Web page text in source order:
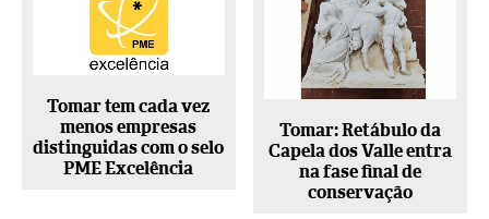
Tomar tem cada vez
menos empresas
distinguidas com o selo
PME Excelência
Tomar: Retábulo da
Capela dos Valle entra
na fase final de
conservação